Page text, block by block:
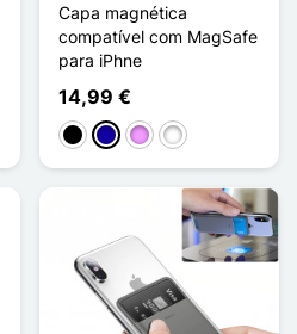
Capa magnética
compatível com MagSafe
para iPhne
14,99 €
PretoAzul Escuro
Violeta ligeira
Vert Clair